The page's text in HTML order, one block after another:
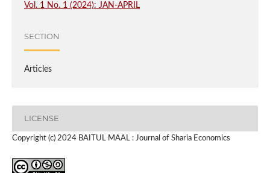
Vol. 1 No. 1 (2024): JAN-APRIL
SECTION
Articles
LICENSE
Copyright (c) 2024 BAITUL MAAL : Journal of Sharia Economics